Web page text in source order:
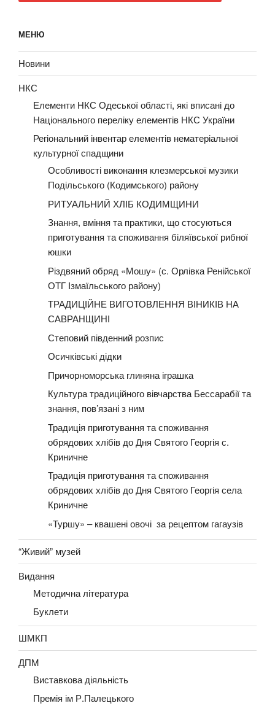
МЕНЮ
Новини
НКС
Елементи НКС Одеської області, які вписані до
Національного переліку елементів НКС України
Регіональний інвентар елементів нематеріальної
культурної спадщини
Особливості виконання клезмерської музики
Подільського (Кодимського) району
РИТУАЛЬНИЙ ХЛІБ КОДИМЩИНИ
Знання, вміння та практики, що стосуються
приготування та споживання біляївської рибної
юшки
Різдвяний обряд «Мошу» (с. Орлівка Ренійської
ОТГ Ізмаїльського району)
ТРАДИЦІЙНЕ ВИГОТОВЛЕННЯ ВІНИКІВ НА
САВРАНЩИНІ
Степовий південний розпис
Осичківські дідки
Причорноморська глиняна іграшка
Культура традиційного вівчарства Бессарабії та
знання, пов’язані з ним
Традиція приготування та споживання
обрядових хлібів до Дня Святого Георгія с.
Криничне
Традиція приготування та споживання
обрядових хлібів до Дня Святого Георгія села
Криничне
«Туршу» – квашені овочі за рецептом гагаузів
“Живий” музей
Видання
Методична лiтература
Буклети
ШМКП
ДПМ
Виставкова діяльність
Премія ім Р.Палецького